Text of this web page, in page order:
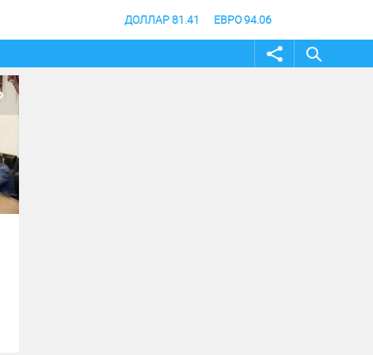
ДОЛЛАР 81.41 ЕВРО 94.06